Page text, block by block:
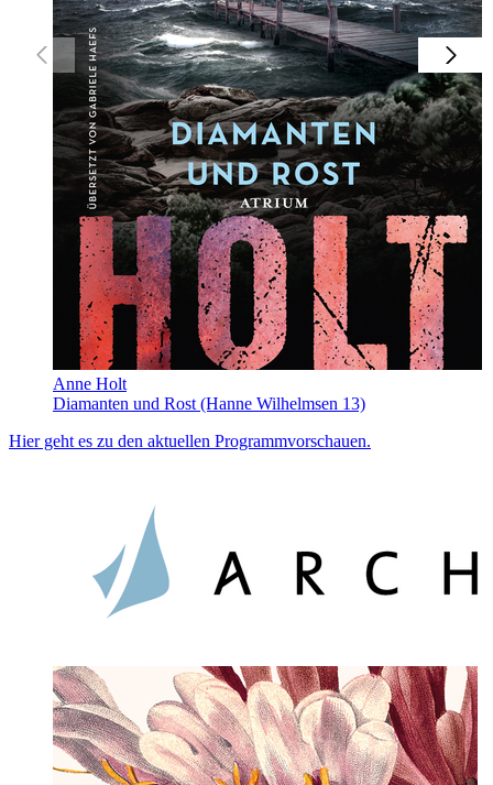
Anne Holt
Diamanten und Rost (Hanne Wilhelmsen 13)
Hier geht es zu den aktuellen Programmvorschauen.